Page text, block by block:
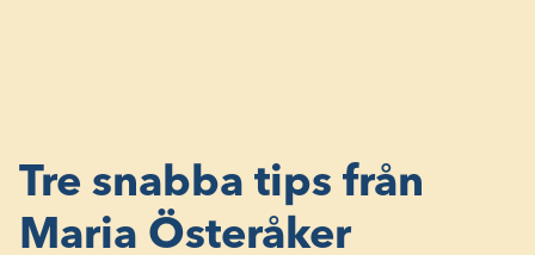
Tre snabba tips från
Maria Österåker